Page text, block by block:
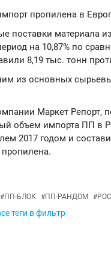
пропилена в
поставки материала
на 10,87% по
8,19 тыс. тонн
из основных
Маркет Репорт,
объем импорта ПП в
2017 годом и
#ПП-БЛОК #ПП-РАНДОМ #
теги в фильтр